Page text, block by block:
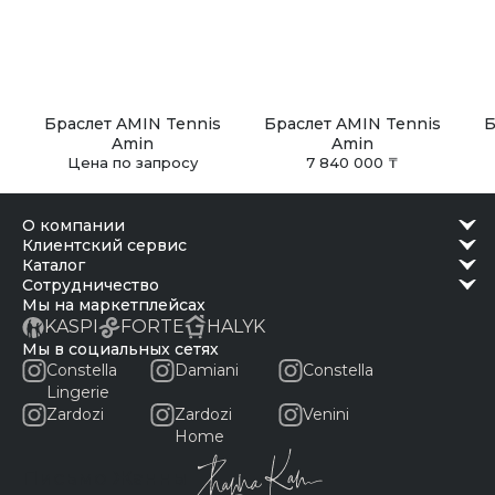
Браслет AMIN Tennis
Amin
Цена по запросу
Браслет AMIN Tennis
Amin
7 840 000 ₸
о компании
клиентский сервис
каталог
сотрудничество
Мы на маркетплейсах
KASPI FORTE HALYK
Мы в социальных сетях
Constella
Lingerie
Damiani Constella
Zardozi
Zardozi
Home
Venini